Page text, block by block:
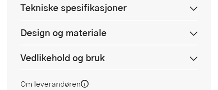
Tekniske spesifikasjoner
Design og materiale
Vedlikehold og bruk
Om leverandøren